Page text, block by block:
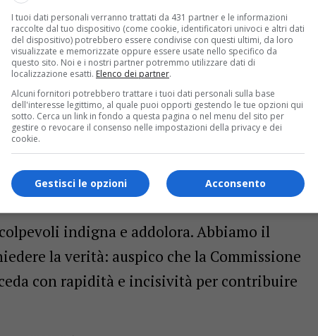
quanto scrive Paola Deffendi, mamma di
a quattro anni dalla scomparsa del
sera famiglia Regeni è attesa a una
per chiedere verità e giustizia per il
il governatore del Fvg, Massimiliano
del rapimento e della barbara
indigna e addolora. Abbiamo il
la verità: auspico che la Commissione
con rapidità e incisività per contribuire
I tuoi dati personali verranno trattati da 431 partner e le informazioni
raccolte dal tuo dispositivo (come cookie, identificatori univoci e altri dati
del dispositivo) potrebbero essere condivise con questi ultimi, da loro
visualizzate e memorizzate oppure essere usate nello specifico da
questo sito. Noi e i nostri partner potremmo utilizzare dati di
localizzazione esatti. Elenco dei partner.
Alcuni fornitori potrebbero trattare i tuoi dati personali sulla base
dell'interesse legittimo, al quale puoi opporti gestendo le tue opzioni qui
sotto. Cerca un link in fondo a questa pagina o nel menu del sito per
gestire o revocare il consenso nelle impostazioni della privacy e dei
cookie.
Acconsento
Gestisci le opzioni